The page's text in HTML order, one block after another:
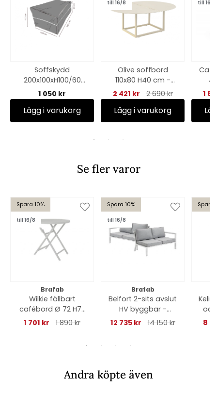
Soffskydd
200x100xH100/60
cm, andas - svart
1 050 kr
Lägg i varukorg
till 16/8
Olive soffbord
110x80 H40 cm -
pearl white
2 421 kr 2 690 kr
Lägg i varukorg
till 16/8
1
Se fler varor
Spara 10%
till 16/8
Brafab
Wilkie fällbart
cafébord Ø 72 H73
cm - light grey
1 701 kr 1 890 kr
Spara 10%
till 16/8
Brafab
Belfort 2-sits avslut
HV byggbar -
vit/pearl grey dyna
12 735 kr 14 150 kr
Spara
och
8
Andra köpte även